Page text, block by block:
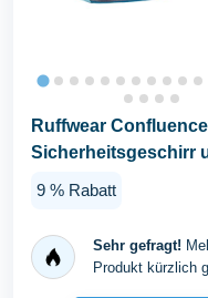
Ruffwear
Sicherheitsgeschirr
9 % Rabatt
Sehr gefragt!
Produkt kürzlich